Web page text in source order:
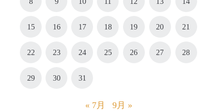
15 16 17 18 19 20 21
22 23 24 25 26 27 28
29 30 31
« 7月 9月 »